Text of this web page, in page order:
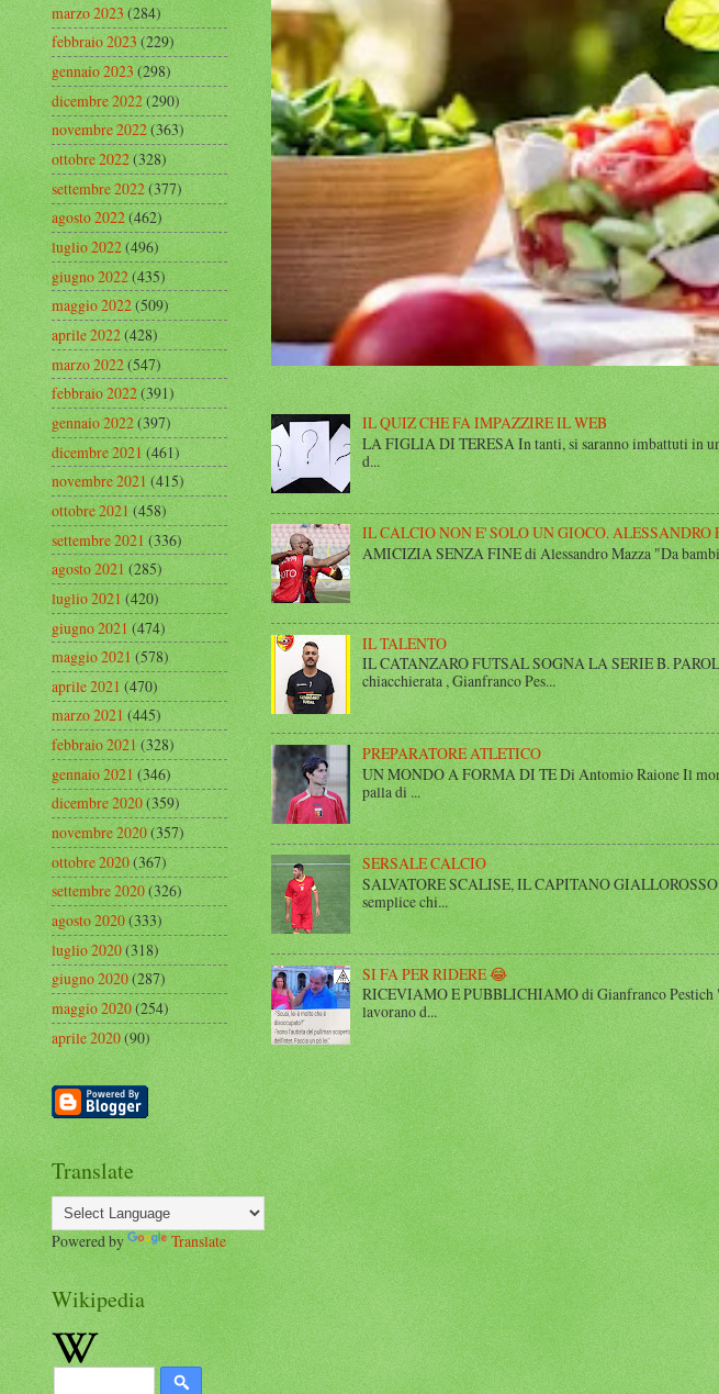
IL QUIZ CHE FA IMPAZZIRE IL WEB
LA FIGLIA DI TERESA In tanti, si saranno imbattuti in
d...
IL CALCIO NON E' SOLO UN GIOCO. ALESSANDRO
AMICIZIA SENZA FINE di Alessandro Mazza "Da
IL TALENTO
IL CATANZARO FUTSAL SOGNA LA SERIE B.
chiacchierata , Gianfranco Pes...
PREPARATORE ATLETICO
UN MONDO A FORMA DI TE Di Antomio Raione Il
palla di ...
SERSALE CALCIO
SALVATORE SCALISE, IL CAPITANO
semplice chi...
SI FA PER RIDERE 😂
RICEVIAMO E PUBBLICHIAMO di Gianfranco Pestich
lavorano d...
marzo 2023(284)
febbraio 2023(229)
gennaio 2023(298)
dicembre 2022(290)
novembre 2022(363)
ottobre 2022(328)
settembre 2022(377)
agosto 2022(462)
luglio 2022(496)
giugno 2022(435)
maggio 2022(509)
aprile 2022(428)
marzo 2022(547)
febbraio 2022(391)
gennaio 2022(397)
dicembre 2021(461)
novembre 2021(415)
ottobre 2021(458)
settembre 2021(336)
agosto 2021(285)
luglio 2021(420)
giugno 2021(474)
maggio 2021(578)
aprile 2021(470)
marzo 2021(445)
febbraio 2021(328)
gennaio 2021(346)
dicembre 2020(359)
novembre 2020(357)
ottobre 2020(367)
settembre 2020(326)
agosto 2020(333)
luglio 2020(318)
giugno 2020(287)
maggio 2020(254)
aprile 2020(90)
Translate
Powered by Translate
Wikipedia